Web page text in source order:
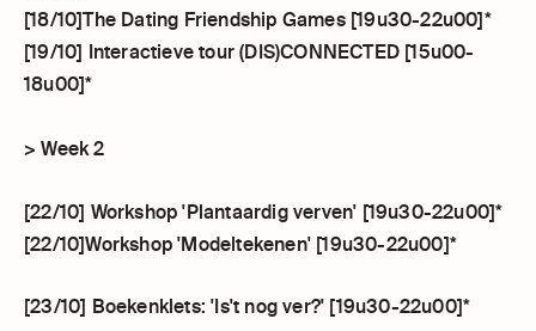
[18/10]The Dating Friendship Games [19u30-22u00]*
[19/10] Interactieve tour (DIS)CONNECTED [15u00-
18u00]*
> Week 2
[22/10] Workshop 'Plantaardig verven' [19u30-22u00]*
[22/10]Workshop 'Modeltekenen' [19u30-22u00]*
[23/10] Boekenklets: 'Is't nog ver?' [19u30-22u00]*